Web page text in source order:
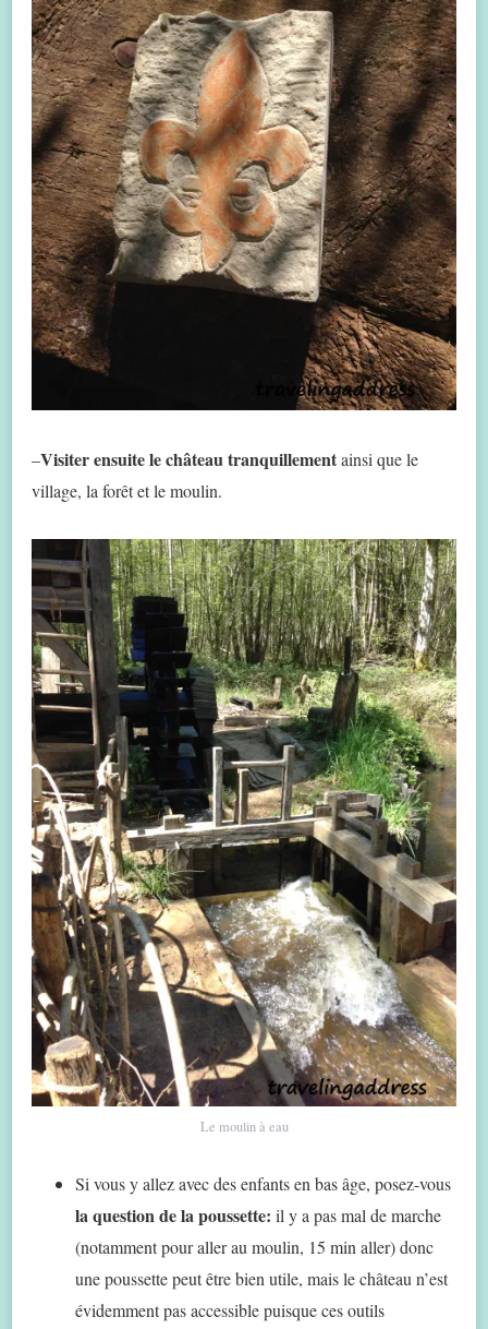
–Visiter ensuite le château tranquillementainsi que le
village, la forêt et le moulin.
Le moulin à eau
Si vous y allez avec des enfants en bas âge, posez-vous
la question de la poussette: il y a pas mal de marche
(notamment pour aller au moulin, 15 min aller) donc
une poussette peut être bien utile, mais le château n’est
évidemment pas accessible puisque ces outils